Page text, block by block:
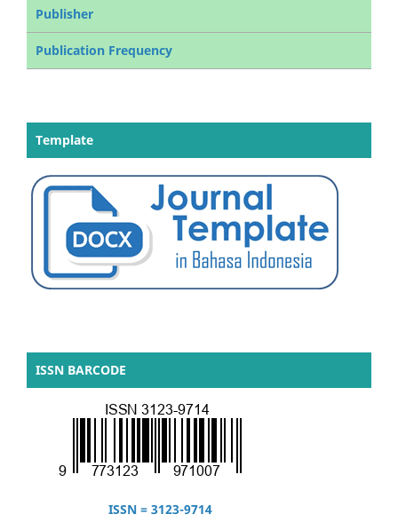
Publisher
Publication Frequency
Template
ISSN BARCODE
ISSN = 3123-9714